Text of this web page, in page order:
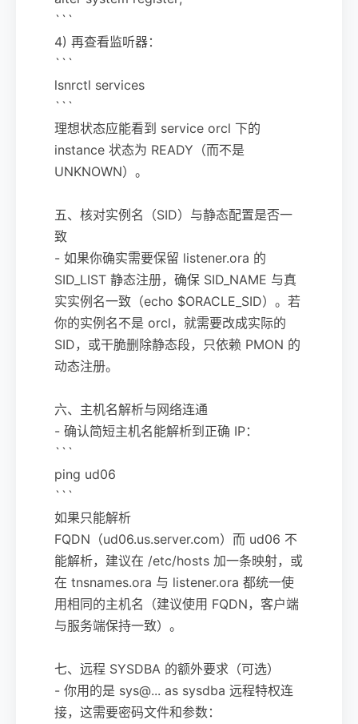
```
4) 再查看监听器：
```
lsnrctl services
```
理想状态应能看到 service orcl 下的
instance 状态为 READY（而不是
UNKNOWN）。
五、核对实例名（SID）与静态配置是否一
致
- 如果你确实需要保留 listener.ora 的
SID_LIST 静态注册，确保 SID_NAME 与真
实实例名一致（echo $ORACLE_SID）。若
你的实例名不是 orcl，就需要改成实际的
SID，或干脆删除静态段，只依赖 PMON 的
动态注册。
六、主机名解析与网络连通
- 确认简短主机名能解析到正确 IP：
```
ping ud06
```
如果只能解析
FQDN（ud06.us.server.com）而 ud06 不
能解析，建议在 /etc/hosts 加一条映射，或
在 tnsnames.ora 与 listener.ora 都统一使
用相同的主机名（建议使用 FQDN，客户端
与服务端保持一致）。
七、远程 SYSDBA 的额外要求（可选）
- 你用的是 sys@... as sysdba 远程特权连
接，这需要密码文件和参数：